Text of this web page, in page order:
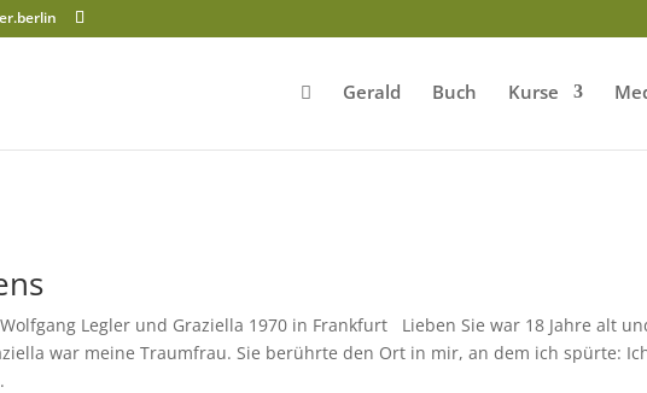
Gerald Buch Kurse
Legler und Graziella 1970 in Frankfurt Lieben Sie war 18 Jahre alt
war meine Traumfrau. Sie berührte den Ort in mir, an dem ich spürte: